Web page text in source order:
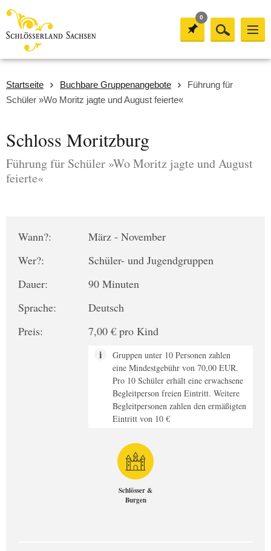
0
Startseite Buchbare Gruppenangebote
Führung für
Schüler »Wo Moritz jagte und August feierte«
Schloss Moritzburg
Führung für Schüler »Wo Moritz jagte und August
feierte«
Wann?:
März - November
Wer?:
Schüler- und Jugendgruppen
Dauer:
90 Minuten
Sprache:
Deutsch
Preis:
7,00 € pro Kind
Gruppen unter 10 Personen zahlen
eine Mindestgebühr von 70,00 EUR.
Pro 10 Schüler erhält eine erwachsene
Begleitperson freien Eintritt. Weitere
Begleitpersonen zahlen den ermäßigten
Eintritt von 10 €
Schlösser &
Burgen